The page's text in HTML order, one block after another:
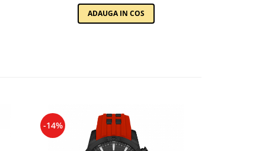
ADAUGA IN COS
-14%